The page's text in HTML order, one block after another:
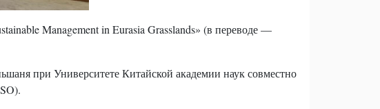
Management in Eurasia Grasslands» (в переводе —
при Университете Китайской академии наук совместно